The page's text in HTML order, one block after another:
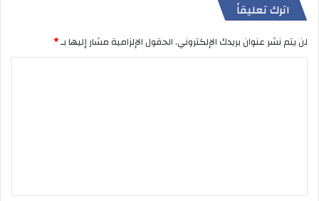
اترك تعليقاً
لن يتم نشر عنوان بريدك الإلكتروني.الحقول الإلزامية مشار إليها بـ*
ق